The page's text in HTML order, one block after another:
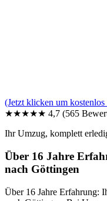
(Jetzt klicken um
★★★★★ 4,7 (565
Ihr Umzug, komplett
Über 16 Jahre
nach Göttingen
Über 16 Jahre Erfahrung: